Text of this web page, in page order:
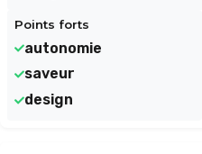
Points forts
autonomie
saveur
design